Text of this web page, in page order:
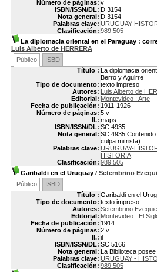
Número de páginas: v
ISBN/ISSN/DL: D 3154
Nota general: D 3154
Palabras clave: URUGUAY-
Clasificación: 989.505
La diplomacia oriental en el Paraguay :
Luis Alberto de HERRERA
Público
ISBD
Título : La diplomacia
Berro y Aguirre
Tipo de documento: texto impreso
Autores: Luis Alberto de
Editorial: Montevideo : Arte
Fecha de publicación: 1911-1926
Número de páginas: 5 v
Il.: maps
ISBN/ISSN/DL: SC 4935
Nota general: SC 4935
culpa mitrista)
Palabras clave: URUGUAY-
HISTORIA
Clasificación: 989.505
Garibaldi en el Uruguay / Setembrino
Público
ISBD
Título : Garibaldi en el
Tipo de documento: texto impreso
Autores: Setembrino
Editorial: Montevideo : El
Fecha de publicación: 1914
Número de páginas: 2 v
Il.: il
ISBN/ISSN/DL: SC 5166
Nota general: La Biblioteca
Palabras clave: URUGUAY -
Clasificación: 989.505